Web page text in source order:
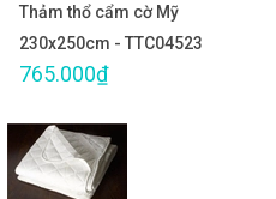
Thảm thổ cẩm cờ Mỹ
230x250cm - TTC04523
765.000₫